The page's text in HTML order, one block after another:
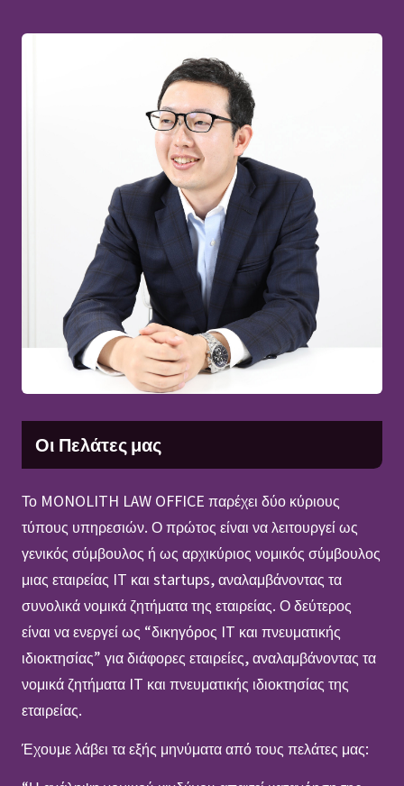
Οι Πελάτες μας
Το MONOLITH LAW OFFICE παρέχει δύο κύριους
τύπους υπηρεσιών. Ο πρώτος είναι να λειτουργεί ως
γενικός σύμβουλος ή ως αρχικύριος νομικός σύμβουλος
μιας εταιρείας IT και startups, αναλαμβάνοντας τα
συνολικά νομικά ζητήματα της εταιρείας. Ο δεύτερος
είναι να ενεργεί ως “δικηγόρος IT και πνευματικής
ιδιοκτησίας” για διάφορες εταιρείες, αναλαμβάνοντας τα
νομικά ζητήματα IT και πνευματικής ιδιοκτησίας της
εταιρείας.
Έχουμε λάβει τα εξής μηνύματα από τους πελάτες μας: